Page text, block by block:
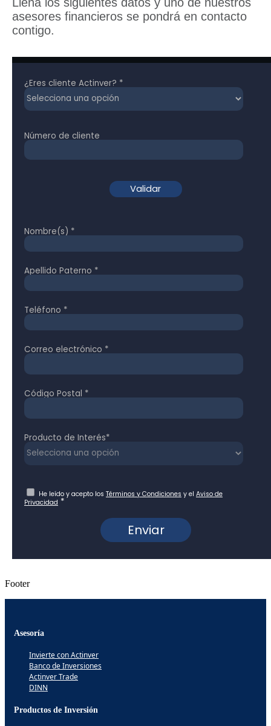
asesores financieros se pondrá en contacto
contigo.
Footer
Asesoría
Invierte con Actinver
Banco de Inversiones
Actinver Trade
DINN
Productos de Inversión